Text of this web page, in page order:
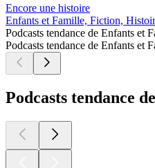
Encore une histoire
Enfants et Famille, Fiction,
Podcasts tendance de Enfants et
Podcasts tendance de Enfants et
Podcasts tendance